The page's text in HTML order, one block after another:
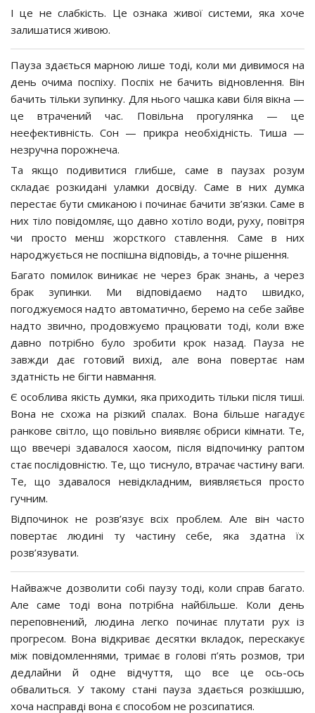
І це не слабкість. Це ознака живої системи, яка хоче
залишатися живою.
Пауза здається марною лише тоді, коли ми дивимося на
день очима поспіху. Поспіх не бачить відновлення. Він
бачить тільки зупинку. Для нього чашка кави біля вікна —
це втрачений час. Повільна прогулянка — це
неефективність. Сон — прикра необхідність. Тиша —
незручна порожнеча.
Та якщо подивитися глибше, саме в паузах розум
складає розкидані уламки досвіду. Саме в них думка
перестає бути смиканою і починає бачити зв’язки. Саме в
них тіло повідомляє, що давно хотіло води, руху, повітря
чи просто менш жорсткого ставлення. Саме в них
народжується не поспішна відповідь, а точне рішення.
Багато помилок виникає не через брак знань, а через
брак зупинки. Ми відповідаємо надто швидко,
погоджуємося надто автоматично, беремо на себе зайве
надто звично, продовжуємо працювати тоді, коли вже
давно потрібно було зробити крок назад. Пауза не
завжди дає готовий вихід, але вона повертає нам
здатність не бігти навмання.
Є особлива якість думки, яка приходить тільки після тиші.
Вона не схожа на різкий спалах. Вона більше нагадує
ранкове світло, що повільно виявляє обриси кімнати. Те,
що ввечері здавалося хаосом, після відпочинку раптом
стає послідовністю. Те, що тиснуло, втрачає частину ваги.
Те, що здавалося невідкладним, виявляється просто
гучним.
Відпочинок не розв’язує всіх проблем. Але він часто
повертає людині ту частину себе, яка здатна їх
розв’язувати.
Найважче дозволити собі паузу тоді, коли справ багато.
Але саме тоді вона потрібна найбільше. Коли день
переповнений, людина легко починає плутати рух із
прогресом. Вона відкриває десятки вкладок, перескакує
між повідомленнями, тримає в голові п’ять розмов, три
дедлайни й одне відчуття, що все це ось-ось
обвалиться. У такому стані пауза здається розкішшю,
хоча насправді вона є способом не розсипатися.